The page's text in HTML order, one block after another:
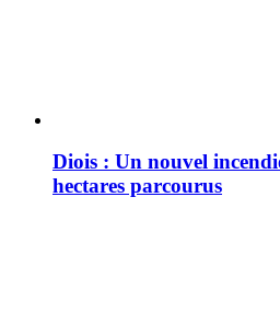
Diois : Un nouvel
hectares parcourus